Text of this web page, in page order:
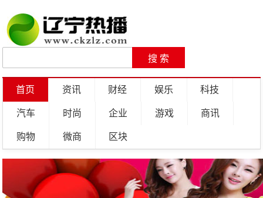
首页 资讯 财经 娱乐 科技
汽车 时尚 企业 游戏 商讯
购物 微商 区块